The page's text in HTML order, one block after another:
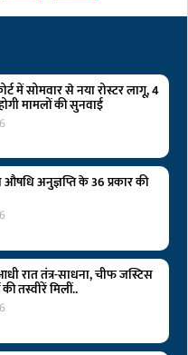
में सोमवार से नया रोस्टर लागू, 4
मामलों की सुनवाई
औषधि अनुज्ञप्ति के 36 प्रकार की
रात तंत्र-साधना, चीफ जस्टिस
तस्वीरें मिलीं..